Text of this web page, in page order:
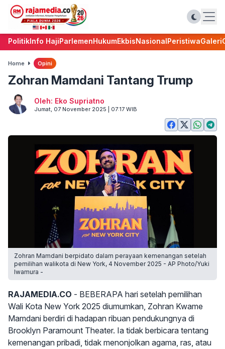
PolitikInfo HajiParlemenHukumEkbisNasionalPeristiwaGaleri
Home Opini
Zohran Mamdani Tantang Trump
Oleh: Eko Supriatno
Jumat, 07 November 2025 | 07:17 WIB
Zohran Mamdani berpidato dalam perayaan kemenangan setelah
pemilihan walikota di New York, 4 November 2025 - AP Photo/Yuki
Iwamura -
RAJAMEDIA.CO - BEBERAPA hari setelah pemilihan
Wali Kota New York 2025 diumumkan, Zohran Kwame
Mamdani berdiri di hadapan ribuan pendukungnya di
Brooklyn Paramount Theater. Ia tidak berbicara tentang
kemenangan pribadi, tidak menonjolkan agama, ras, atau